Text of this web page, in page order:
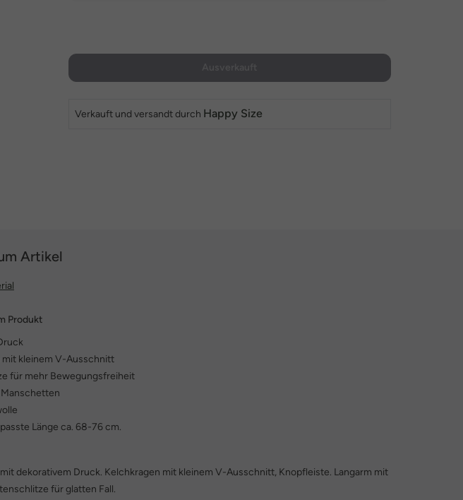
Verkauft und versandt durch Happy Size
Artikel
Produkt
mit kleinem V-Ausschnitt
für mehr Bewegungsfreiheit
Länge ca. 68-76 cm.
dekorativem Druck. Kelchkragen mit kleinem V-Ausschnitt, Knopfleiste. Langarm mit
für glatten Fall.